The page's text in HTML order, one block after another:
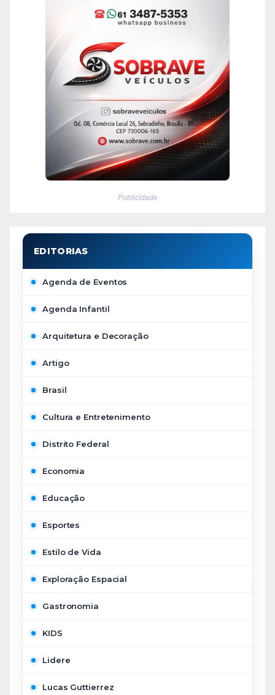
Publicidade
Agenda de Eventos
Agenda Infantil
Arquitetura e Decoração
Artigo
Brasil
Cultura e Entretenimento
Distrito Federal
Economia
Educação
Esportes
Estilo de Vida
Exploração Espacial
Gastronomia
KIDS
Lidere
Lucas Guttierrez